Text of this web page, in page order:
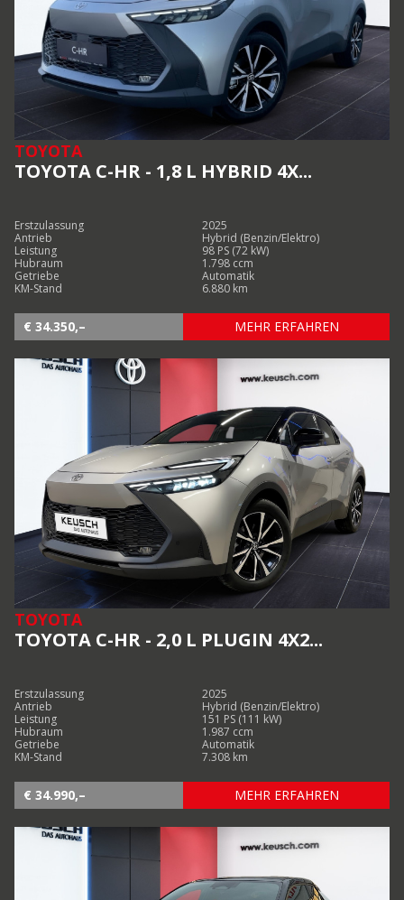
TOYOTA
TOYOTA C-HR - 1,8 L HYBRID 4X...
Erstzulassung
2025
Antrieb
Hybrid (Benzin/Elektro)
Leistung
98 PS (72 kW)
Hubraum
1.798 ccm
Getriebe
Automatik
KM-Stand
6.880 km
€ 34.350,– MEHR ERFAHREN
TOYOTA
TOYOTA C-HR - 2,0 L PLUGIN 4X2...
Erstzulassung
2025
Antrieb
Hybrid (Benzin/Elektro)
Leistung
151 PS (111 kW)
Hubraum
1.987 ccm
Getriebe
Automatik
KM-Stand
7.308 km
€ 34.990,– MEHR ERFAHREN